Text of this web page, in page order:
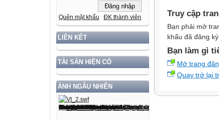
Quên mật khẩu ĐK thành viên
LIÊN KẾT
TÀI SẢN HIỆN CÓ
ẢNH NGẪU NHIÊN
Truy cập
Bạn phải mở
khẩu đã đăng
Bạn làm gì
Mở trang
Quay trở lại